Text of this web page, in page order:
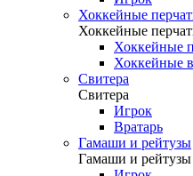
Хоккейные
Хоккейные
Хоккейные
Хоккейные
Свитера
Свитера
Игрок
Вратарь
Гамаши и рейтузы
Гамаши и рейтузы